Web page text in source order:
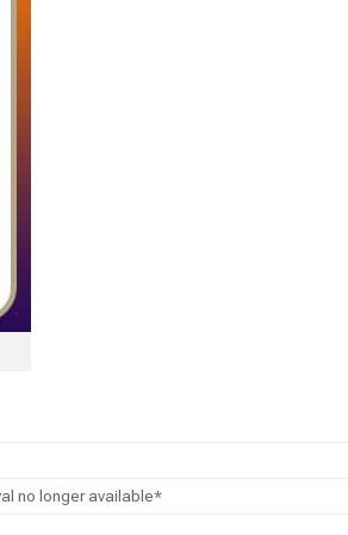
no longer available*